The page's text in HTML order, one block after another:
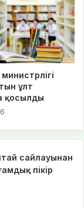
министрлігі
ұлт
қосылды
сайлауынан
пікір